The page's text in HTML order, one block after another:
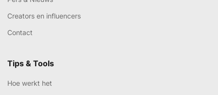
Creators en influencers
Contact
Tips & Tools
Hoe werkt het